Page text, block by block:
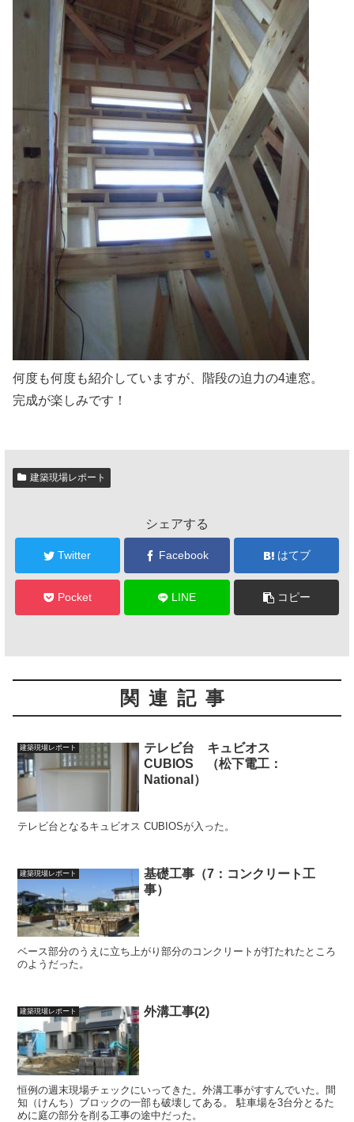
何度も何度も紹介していますが、階段の迫力の4連窓。
完成が楽しみです！
建築現場レポート
シェアする
Twitter Facebook はてブ
Pocket LINE コピー
関連記事
建築現場レポート
テレビ台 キュビオス
CUBIOS （松下電工：
National）
テレビ台となるキュビオス CUBIOSが入った。
建築現場レポート
基礎工事（7：コンクリート工
事）
ベース部分のうえに立ち上がり部分のコンクリートが打たれたところ
のようだった。
建築現場レポート 外溝工事(2)
恒例の週末現場チェックにいってきた。外溝工事がすすんでいた。間
知（けんち）ブロックの一部も破壊してある。 駐車場を3台分とるた
めに庭の部分を削る工事の途中だった。